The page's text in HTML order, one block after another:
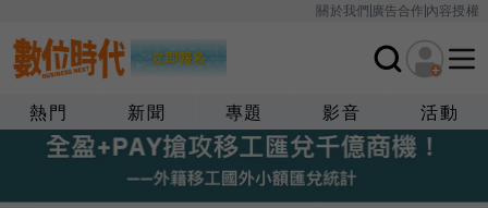
關於我們廣告合作內容授權
熱門 新聞 專題 影音 活動